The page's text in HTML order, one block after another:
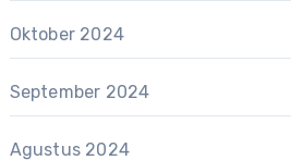
Oktober 2024
September 2024
Agustus 2024